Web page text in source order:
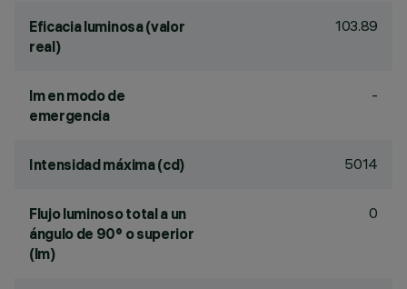
Eficacia luminosa (valor
real)
103.89
lm en modo de
emergencia
-
Intensidad máxima (cd) 5014
Flujo luminoso total a un
ángulo de 90° o superior
(lm)
0